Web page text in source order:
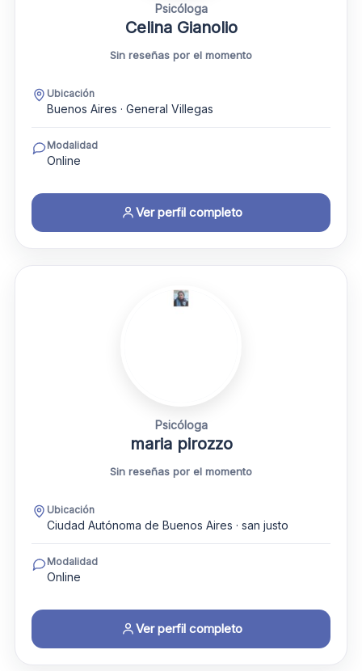
Psicóloga
Celina Gianolio
Sin reseñas por el momento
Ubicación
Buenos Aires · General Villegas
Modalidad
Online
Ver perfil completo
Psicóloga
maria pirozzo
Sin reseñas por el momento
Ubicación
Ciudad Autónoma de Buenos Aires · san justo
Modalidad
Online
Ver perfil completo